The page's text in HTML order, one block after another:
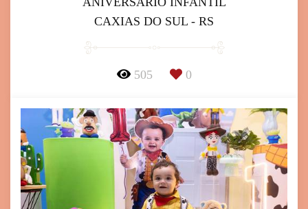
CAXIAS DO SUL - RS
505 0